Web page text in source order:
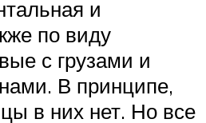
и
по виду
с грузами и
В принципе,
в них нет. Но все